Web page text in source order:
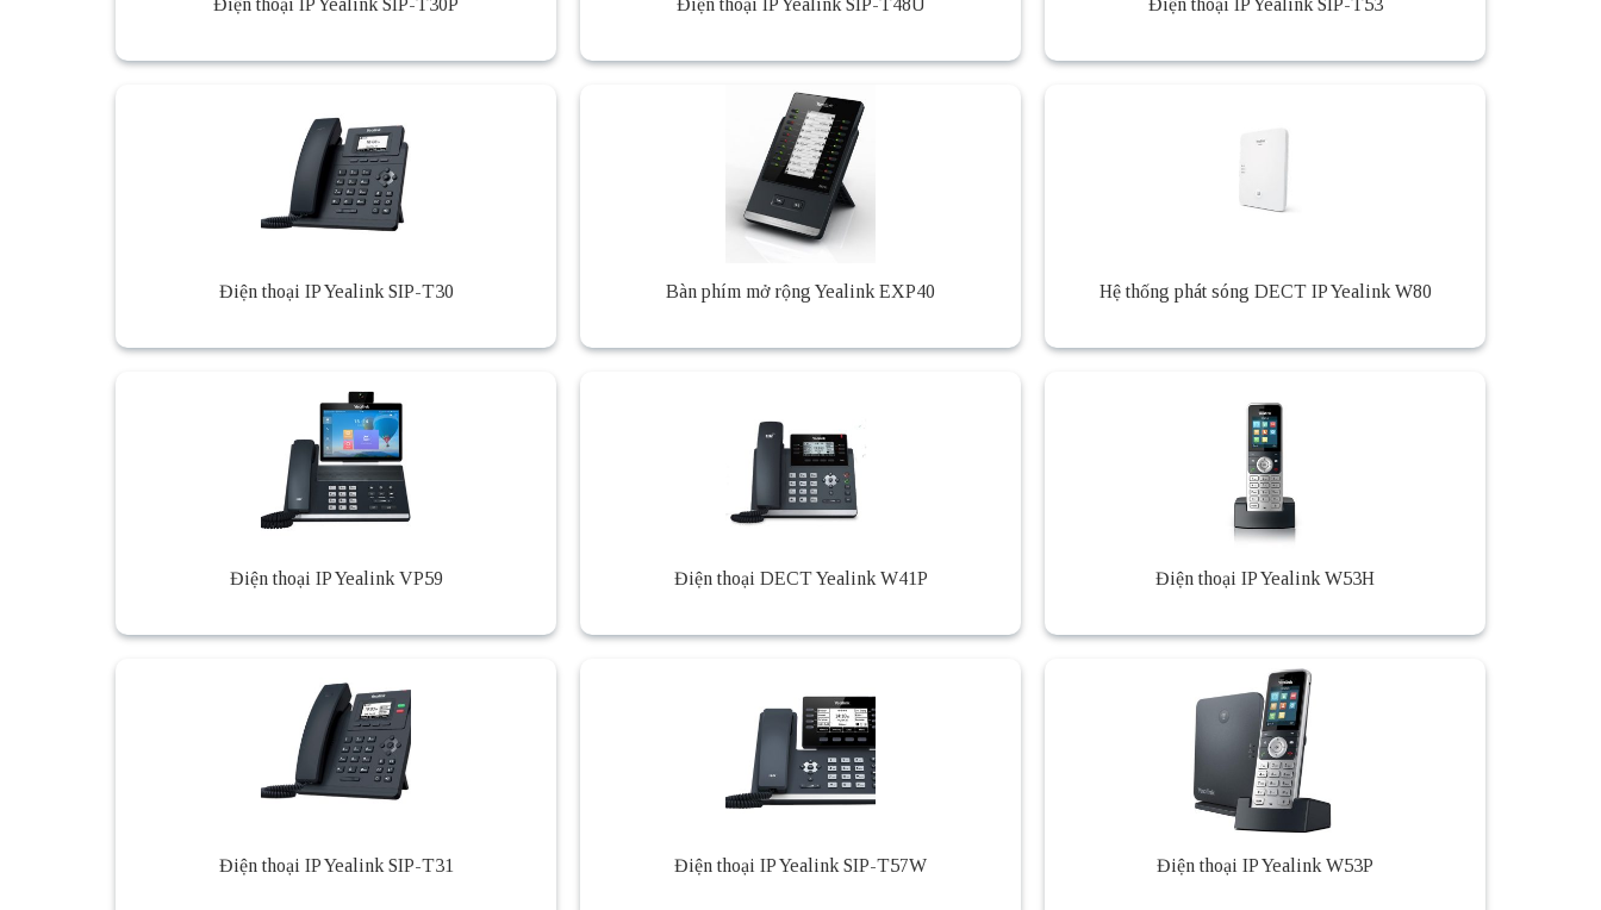
Điện thoại IP Yealink SIP-T30P Điện thoại IP Yealink SIP-T48U Điện thoại IP Yealink SIP-T53
Điện thoại IP Yealink SIP-T30 Bàn phím mở rộng Yealink EXP40 Hệ thống phát sóng DECT IP Yealink W80
Điện thoại IP Yealink VP59 Điện thoại DECT Yealink W41P Điện thoại IP Yealink W53H
Điện thoại IP Yealink SIP-T31 Điện thoại IP Yealink SIP-T57W Điện thoại IP Yealink W53P